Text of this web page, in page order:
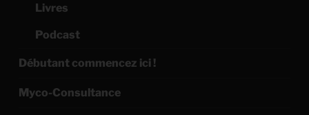
Livres
Podcast
Débutant commencez ici !
Myco-Consultance